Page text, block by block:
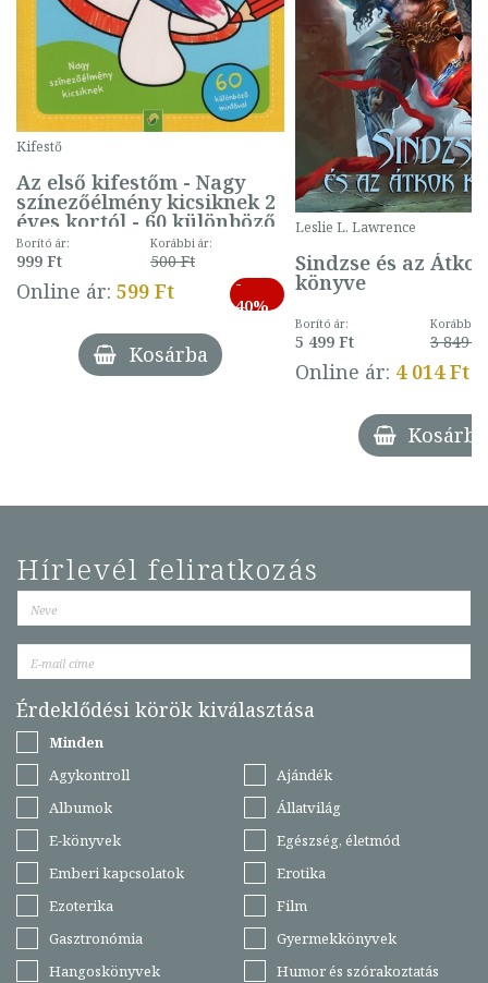
Kifestő
Az első kifestőm - Nagy
színezőélmény kicsiknek 2
éves kortól - 60 különböző
mintával (gombás)
Borító ár:
999 Ft
Korábbi ár:
500 Ft
Online ár: 599 Ft
-
40%
Kosárba
Leslie L. Lawrence
Sindzse és az Átkok
könyve
Borító ár:
5 499 Ft
Korábbi
3 849 Ft
Online ár: 4 014 Ft
Kosárba
Hírlevél feliratkozás
Érdeklődési körök kiválasztása
Minden
Agykontroll
Ajándék
Albumok
Állatvilág
E-könyvek
Egészség, életmód
Emberi kapcsolatok
Erotika
Ezoterika
Film
Gasztronómia
Gyermekkönyvek
Hangoskönyvek
Humor és szórakoztatás